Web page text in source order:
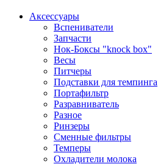
Аксессуары
Вспениватели
Запчасти
Нок-Боксы "knock box"
Весы
Питчеры
Подставки для темпинга
Портафильтр
Разравниватель
Разное
Ринзеры
Сменные фильтры
Темперы
Охладители молока